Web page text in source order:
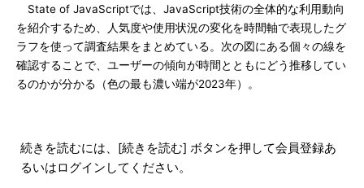
State of JavaScriptでは、JavaScript技術の全体的な利用動向
を紹介するため、人気度や使用状況の変化を時間軸で表現したグ
ラフを使って調査結果をまとめている。次の図にある個々の線を
確認することで、ユーザーの傾向が時間とともにどう推移してい
るのかが分かる（色の最も濃い端が2023年）。
続きを読むには、[続きを読む] ボタンを押して会員登録あ
るいはログインしてください。